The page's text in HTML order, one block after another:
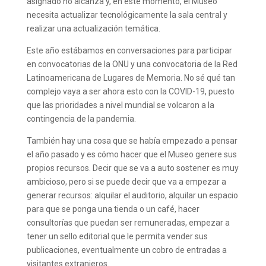
necesita actualizar tecnológicamente la sala central y
realizar una actualización temática.
Este año estábamos en conversaciones para participar
en convocatorias de la ONU y una convocatoria de la Red
Latinoamericana de Lugares de Memoria. No sé qué tan
complejo vaya a ser ahora esto con la COVID-19, puesto
que las prioridades a nivel mundial se volcaron a la
contingencia de la pandemia.
También hay una cosa que se había empezado a pensar
el año pasado y es cómo hacer que el Museo genere sus
propios recursos. Decir que se va a auto sostener es muy
ambicioso, pero si se puede decir que va a empezar a
generar recursos: alquilar el auditorio, alquilar un espacio
para que se ponga una tienda o un café, hacer
consultorías que puedan ser remuneradas, empezar a
tener un sello editorial que le permita vender sus
publicaciones, eventualmente un cobro de entradas a
visitantes extranjeros.